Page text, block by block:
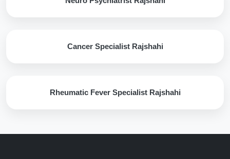
Cancer Specialist Rajshahi
Rheumatic Fever Specialist Rajshahi